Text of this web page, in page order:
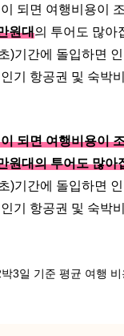
되면 여행비용이
원대의 투어도 많아
)기간에 돌입하면
기 항공권 및 숙박
되면 여행비용이
원대의 투어도 많아
)기간에 돌입하면
기 항공권 및 숙박